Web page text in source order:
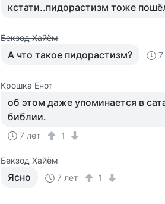
кстати..пидорастизм тоже
Бекзод Хайём
А что такое пидорастизм? 7
Крошка Енот
об этом даже упоминается в
библии.
7 лет 1
Бекзод Хайём
Ясно 7 лет 1